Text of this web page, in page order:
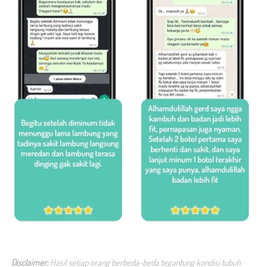
Disclaimer: Hasil setiap orang berbeda-beda tegantung kondisi tubuh